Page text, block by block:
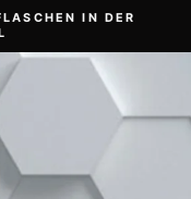
IN DER